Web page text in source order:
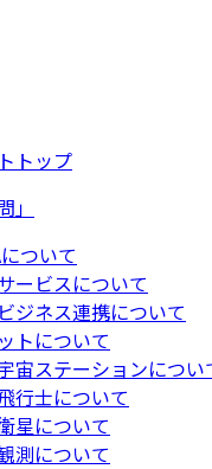
トップ
」
ついて
ービスについて
ジネス連携について
トについて
宙ステーションについ
行士について
星について
測について